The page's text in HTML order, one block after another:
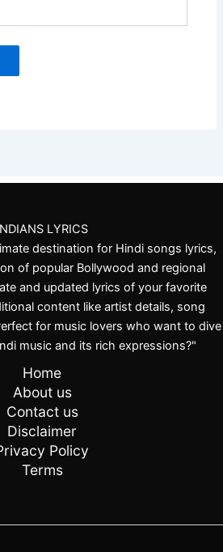
LYRICS
destination for Hindi songs lyrics,
of popular Bollywood and regional
and updated lyrics of your favorite
content like artist details, song
for music lovers who want to dive
music and its rich expressions?"
Home
About us
Contact us
Disclaimer
Policy
Terms